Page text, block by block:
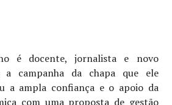
é docente, jornalista e novo
a campanha da chapa que ele
a ampla confiança e o apoio da
com uma proposta de gestão